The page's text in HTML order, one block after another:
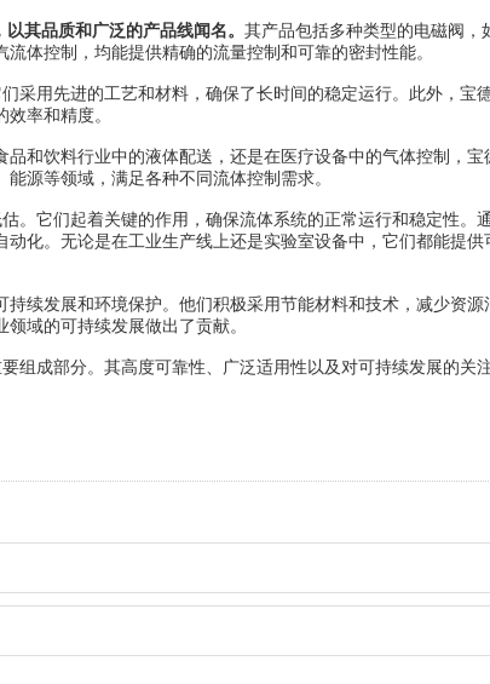
其品质和广泛的产品线闻名。 其产品包括多种类型的电磁阀，
体控制，均能提供精确的流量控制和可靠的密封性能。
用先进的工艺和材料，确保了长时间的稳定运行。此外，宝
率和精度。
饮料行业中的液体配送，还是在医疗设备中的气体控制，宝
源等领域，满足各种不同流体控制需求。
它们起着关键的作用，确保流体系统的正常运行和稳定性。
化。无论是在工业生产线上还是实验室设备中，它们都能提
发展和环境保护。他们积极采用节能材料和技术，减少资源
域的可持续发展做出了贡献。
成部分。其高度可靠性、广泛适用性以及对可持续发展的关